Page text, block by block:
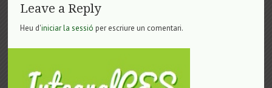
Leave a Reply
Heu d'iniciar la sessió per escriure un comentari.